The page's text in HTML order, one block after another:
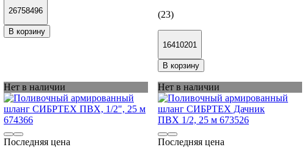
26758496
В корзину
(23)
16410201
В корзину
Нет в наличии
Последняя цена
Нет в наличии
Последняя цена